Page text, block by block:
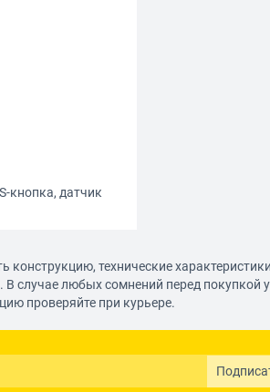
кнопка, датчик
конструкцию, технические
случае любых сомнений перед
проверяйте при курьере.